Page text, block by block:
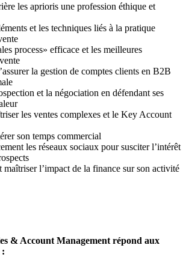
les aprioris une profession éthique et
et les techniques liés à la pratique
process» efficace et les meilleures
la gestion de comptes clients en B2B
et la négociation en défendant ses
les ventes complexes et le Key Account
son temps commercial
les réseaux sociaux pour susciter l’intérêt
maîtriser l’impact de la finance sur son activité
& Account Management répond aux
: